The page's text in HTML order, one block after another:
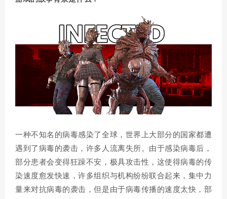
一种不知名的病毒感染了全球，世界上大部分的国家都遭
遇到了病毒的袭击，许多人流离失所。由于感染病毒后，
部分患者会变得狂躁不安，极具攻击性，这使得病毒的传
染速度愈发快速，许多组织与机构纷纷联合起来，集中力
量来对抗病毒的袭击，但是由于病毒传播的速度太快，部